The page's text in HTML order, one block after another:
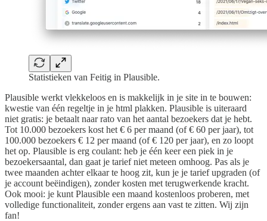
Statistieken van Feitig in Plausible.
Plausible werkt vlekkeloos en is makkelijk in je site in te bouwen:
kwestie van één regeltje in je html plakken. Plausible is uiteraard
niet gratis: je betaalt naar rato van het aantal bezoekers dat je hebt.
Tot 10.000 bezoekers kost het € 6 per maand (of € 60 per jaar), tot
100.000 bezoekers € 12 per maand (of € 120 per jaar), en zo loopt
het op. Plausible is erg coulant: heb je één keer een piek in je
bezoekersaantal, dan gaat je tarief niet meteen omhoog. Pas als je
twee maanden achter elkaar te hoog zit, kun je je tarief upgraden (of
je account beëindigen), zonder kosten met terugwerkende kracht.
Ook mooi: je kunt Plausible een maand kostenloos proberen, met
volledige functionaliteit, zonder ergens aan vast te zitten. Wij zijn
fan!